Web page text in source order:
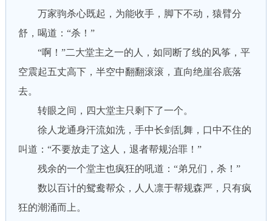
万家驹杀心既起，为能收手，脚下不动，猿臂分
舒，喝道：“杀！”
“啊！”二大堂主之一的人，如同断了线的风筝，平
空震起五丈高下，半空中翻翻滚滚，直向绝崖谷底落
去。
转眼之间，四大堂主只剩下了一个。
徐人龙通身汗流如洗，手中长剑乱舞，口中不住的
叫道：“不要放走了这人，退者帮规治罪！”
残余的一个堂主也疯狂的吼道：“弟兄们，杀！”
数以百计的鸳鸯帮众，人人凛于帮规森严，只有疯
狂的潮涌而上。